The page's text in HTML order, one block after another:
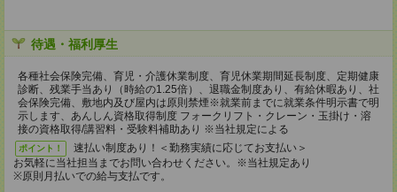
待遇・福利厚生
各種社会保険完備、育児・介護休業制度、育児休業期間延長制度、定期健康
診断、残業手当あり（時給の1.25倍）、退職金制度あり、有給休暇あり、社
会保険完備、敷地内及び屋内は原則禁煙※就業前までに就業条件明示書で明
示します、あんしん資格取得制度 フォークリフト・クレーン・玉掛け・溶
接の資格取得/講習料・受験料補助あり ※当社規定による
ポイント！
速払い制度あり！＜勤務実績に応じてお支払い＞
お気軽に当社担当までお問い合わせください。※当社規定あり
※原則月払いでの給与支払です。